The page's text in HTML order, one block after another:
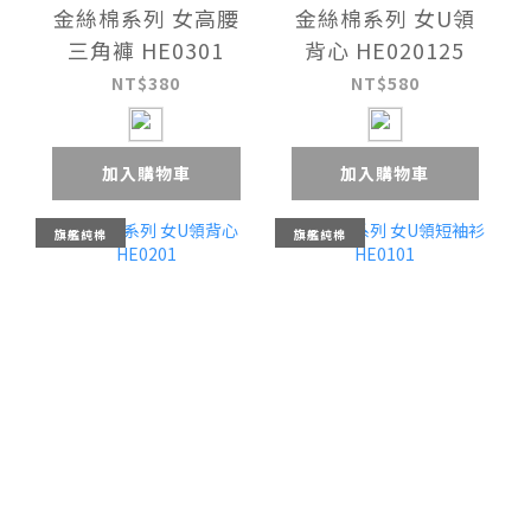
金絲棉系列 女高腰
三角褲 HE0301
NT$380
加入購物車
金絲棉系列 女U領
背心 HE020125
NT$580
加入購物車
旗艦純棉 旗艦純棉